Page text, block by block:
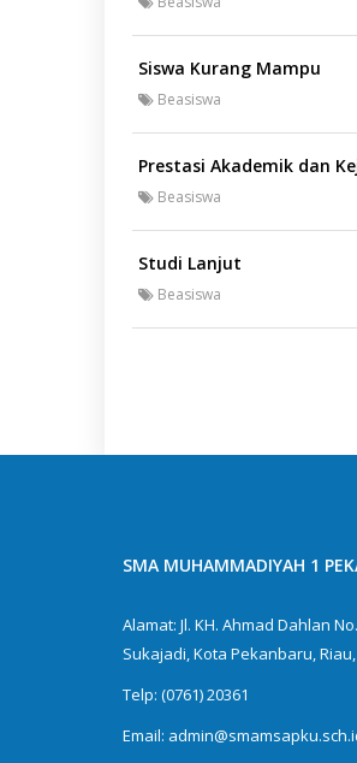
Siswa Kurang Mampu
Beasiswa
Prestasi Akademik dan
Beasiswa
Studi Lanjut
Beasiswa
SMA MUHAMMADIYAH 1
Alamat: Jl. KH. Ahmad Dahlan
Sukajadi, Kota Pekanbaru,
Telp: (0761) 20361
Email: